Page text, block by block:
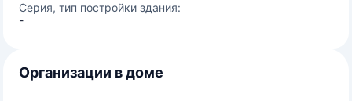
Серия, тип постройки здания:
-
Организации в доме